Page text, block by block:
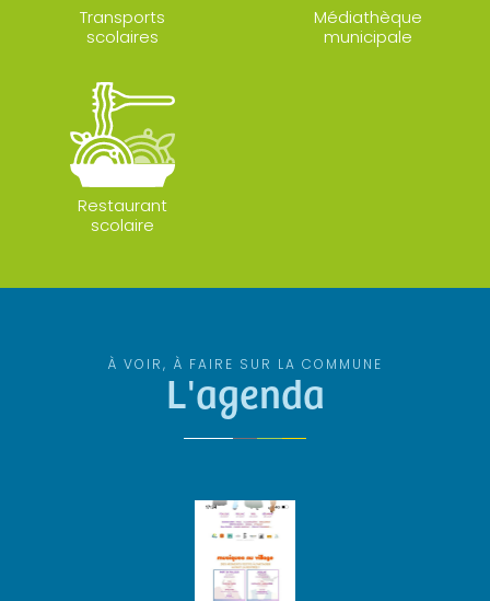
Transports
scolaires
Médiathèque
municipale
Restaurant
scolaire
À VOIR, À FAIRE SUR LA COMMUNE
L'agenda